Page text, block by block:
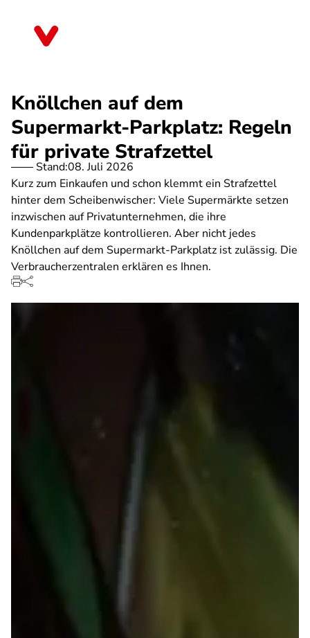
Knöllchen auf dem
Supermarkt-Parkplatz: Regeln
für private Strafzettel
Stand:08. Juli 2026
Kurz zum Einkaufen und schon klemmt ein Strafzettel
hinter dem Scheibenwischer: Viele Supermärkte setzen
inzwischen auf Privatunternehmen, die ihre
Kundenparkplätze kontrollieren. Aber nicht jedes
Knöllchen auf dem Supermarkt-Parkplatz ist zulässig. Die
Verbraucherzentralen erklären es Ihnen.